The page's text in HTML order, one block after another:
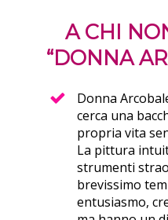
A CHI
“DONNA
Donna
cerca una
propria vita
La pittura
strumenti
brevissimo
entusiasmo,